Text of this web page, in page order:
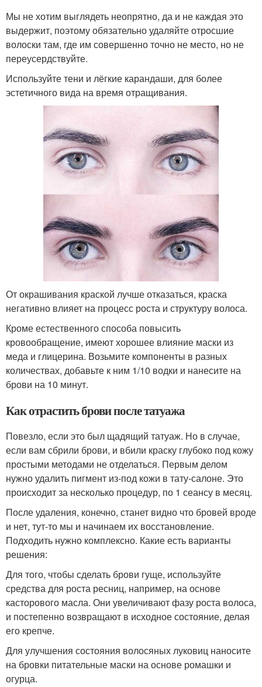
Мы не хотим выглядеть неопрятно, да и не каждая это
выдержит, поэтому обязательно удаляйте отросшие
волоски там, где им совершенно точно не место, но не
переусердствуйте.
Используйте тени и лёгкие карандаши, для более
эстетичного вида на время отращивания.
От окрашивания краской лучше отказаться, краска
негативно влияет на процесс роста и структуру волоса.
Кроме естественного способа повысить
кровообращение, имеют хорошее влияние маски из
меда и глицерина. Возьмите компоненты в разных
количествах, добавьте к ним 1/10 водки и нанесите на
брови на 10 минут.
Как отрастить брови после татуажа
Повезло, если это был щадящий татуаж. Но в случае,
если вам сбрили брови, и вбили краску глубоко под кожу
простыми методами не отделаться. Первым делом
нужно удалить пигмент из-под кожи в тату-салоне. Это
происходит за несколько процедур, по 1 сеансу в месяц.
После удаления, конечно, станет видно что бровей вроде
и нет, тут-то мы и начинаем их восстановление.
Подходить нужно комплексно. Какие есть варианты
решения:
Для того, чтобы сделать брови гуще, используйте
средства для роста ресниц, например, на основе
касторового масла. Они увеличивают фазу роста волоса,
и постепенно возвращают в исходное состояние, делая
его крепче.
Для улучшения состояния волосяных луковиц наносите
на бровки питательные маски на основе ромашки и
огурца.